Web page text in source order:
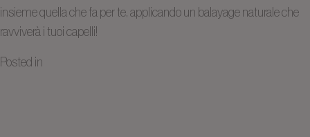
insieme quella che fa per te, applicando un balayage naturale che
ravviverà i tuoi capelli!
Posted in